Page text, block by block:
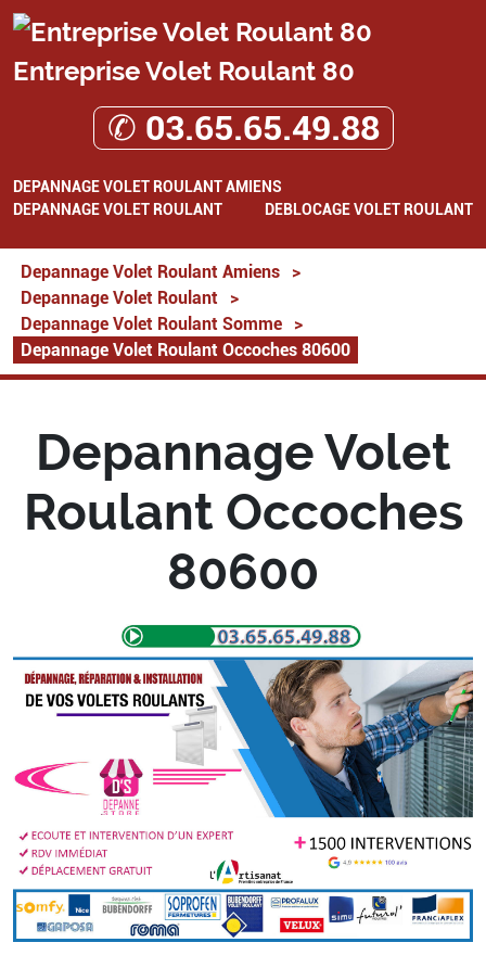
Entreprise Volet Roulant 80
✆ 03.65.65.49.88
DEPANNAGE VOLET ROULANT AMIENS
DEPANNAGE VOLET ROULANT
DEBLOCAGE VOLET ROULANT
Depannage Volet Roulant Amiens
>
Depannage Volet Roulant
>
Depannage Volet Roulant Somme
>
Depannage Volet Roulant Occoches 80600
Depannage Volet
Roulant Occoches
80600